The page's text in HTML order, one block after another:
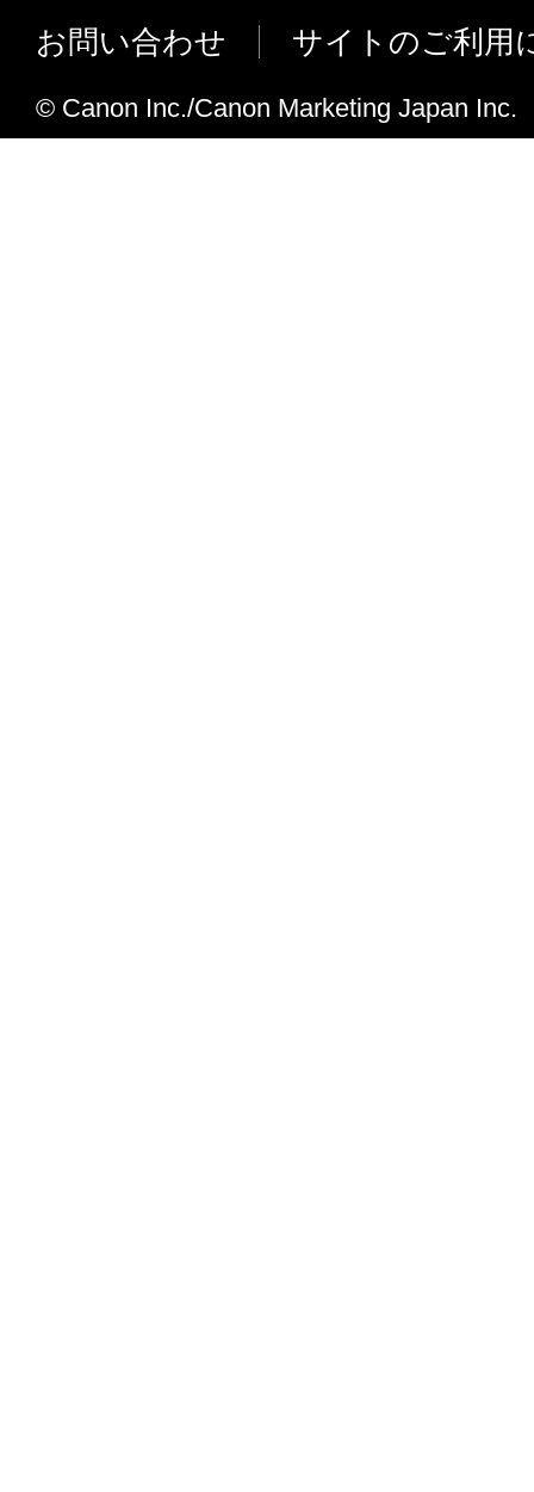
お問い合わせ サイトのご利用
© Canon Inc./Canon Marketing Japan Inc.